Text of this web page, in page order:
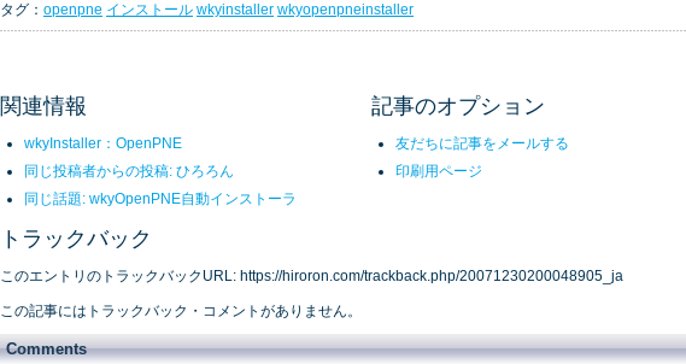
タグ： openpne インストール wkyinstaller wkyopenpneinstaller
関連情報
wkyInstaller：OpenPNE
同じ投稿者からの投稿: ひろろん
同じ話題: wkyOpenPNE自動インストーラ
記事のオプション
友だちに記事をメールする
印刷用ページ
トラックバック
このエントリのトラックバックURL: https://hiroron.com/trackback.php/20071230200048905_ja
この記事にはトラックバック・コメントがありません。
Comments